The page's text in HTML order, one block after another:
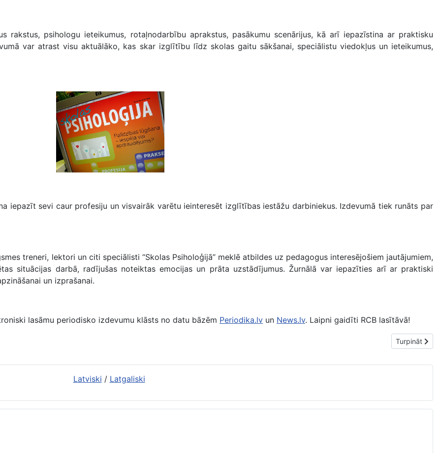
psihologu ieteikumus, rotaļnodarbību aprakstus, pasākumu scenārijus, kā arī iepazīstina ar praktisku
var atrast visu aktuālāko, kas skar iz­glītību līdz skolas gaitu sākšanai, speciālistu viedokļus un ieteiku­mus,
iepazīt sevi caur profesiju un visvairāk varētu ieinteresēt izglītības iestāžu darbiniekus. Izdevumā tiek runāts par
treneri, lektori un citi speciālisti “Skolas Psiholoģijā” meklē atbildes uz pedagogus interesējošiem jautājumiem,
situācijas darbā, radījušas noteiktas emocijas un prāta uzstādījumus. Žurnālā var iepazīties arī ar praktiski
un izprašanai.
lasāmu periodisko izdevumu klāsts no datu bāzēm Periodika.lv un News.lv. Laipni gaidīti RCB lasītāvā!
Nākamais
Turpināt
Latviski / Latgaliski